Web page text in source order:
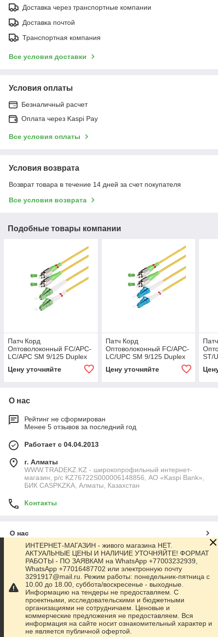
Доставка через транспортные компании
Доставка почтой
Транспортная компания
Все условия доставки
Условия оплаты
Безналичный расчет
Оплата через Kaspi Pay
Все условия оплаты
Условия возврата
Возврат товара в течение 14 дней за счет покупателя
Все условия возврата
Подобные товары компании
Патч Корд
Оптоволоконный FC/APC-
LC/APC SM 9/125 Duplex
Цену уточняйте
Патч Корд
Оптоволоконный FC/APC-
LC/UPC SM 9/125 Duplex
Цену уточняйте
ST/
О нас
Рейтинг не сформирован
Менее 5 отзывов за последний год
Работает с 04.04.2013
г. Алматы
WWW.TRADEKZ.KZ - широкопрофильный интернет-
магазин, р/с KZ76722S000006148856, АО «Kaspi Bank»,
БИК CASPKZKA, Алматы, Казахстан
Контакты
О нас
Контакты
Доставка и оплата
Полная версия сайта
Сайт создан на маркетплейсеSatu.kz
ИНТЕРНЕТ-МАГАЗИН - живого магазина НЕТ.
АКТУАЛЬНЫЕ ЦЕНЫ И НАЛИЧИЕ УТОЧНЯЙТЕ! ФОРМАТ
РАБОТЫ - ПО ЗАЯВКАМ на WhatsApp +77003232939,
WhatsApp +77016487702 или электронную почту
3291917@mail.ru. Режим работы: понедельник-пятница с
10.00 до 18.00, суббота/воскресенье - выходные.
Информацию на тендеры не предоставляем. С
проектными, исследовательскими и бюджетными
организациями не сотрудничаем. Ценовые и
коммерческие предложения не предоставляем. Вся
информация на сайте носит ознакомительный характер и
не является публичной офертой.